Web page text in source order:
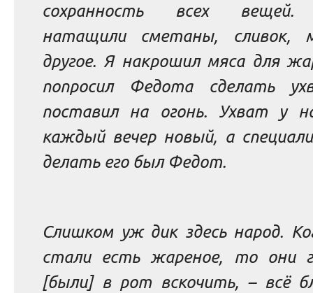
сохранность всех
натащили сметаны, сливок,
другое. Я накрошил мяса для
попросил Федота сделать
поставил на огонь. Ухват у
каждый вечер новый, а
делать его был Федот.
Слишком уж дик здесь народ.
стали есть жареное, то они
[были] в рот вскочить, – всё